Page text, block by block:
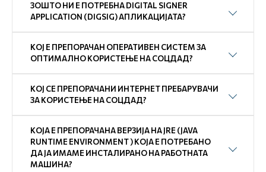
ЗОШТО НИ Е ПОТРЕБНА DIGITAL SIGNER
APPLICATION (DIGSIG) АПЛИКАЦИЈАТА?
КОЈ Е ПРЕПОРАЧАН ОПЕРАТИВЕН СИСТЕМ ЗА
ОПТИМАЛНО КОРИСТЕЊЕ НА СОЦДАД?
КОЈ СЕ ПРЕПОРАЧАНИ ИНТЕРНЕТ ПРЕБАРУВАЧИ
ЗА КОРИСТЕЊЕ НА СОЦДАД?
КОЈА Е ПРЕПОРАЧАНА ВЕРЗИЈА НА JRE (JAVA
RUNTIME ENVIRONMENT ) КОЈА Е ПОТРЕБАНО
ДА ЈА ИМАМЕ ИНСТАЛИРАНО НА РАБОТНАТА
МАШИНА?